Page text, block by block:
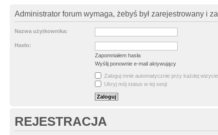
Administrator forum wymaga, żebyś był zarejestrowany i
Nazwa użytkownika:
Hasło:
Zapomniałem hasła
Wyślij ponownie e-mail aktywujący
Zaloguj mnie automatycznie przy każdej wizycie
Ukryj mój status w tej sesji
REJESTRACJA